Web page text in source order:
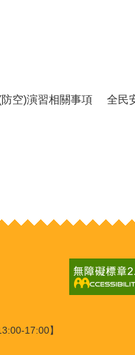
空)演習相關事項 全民
17:00】